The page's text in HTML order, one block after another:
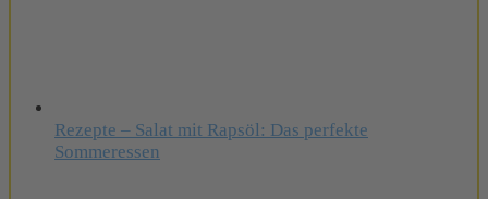
Rezepte – Salat mit Rapsöl: Das perfekte
Sommeressen